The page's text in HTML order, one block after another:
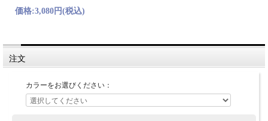
価格:3,080円(税込)
注文
カラーをお選びください：